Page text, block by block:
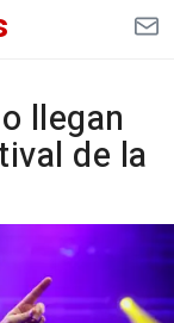
llegan
de la